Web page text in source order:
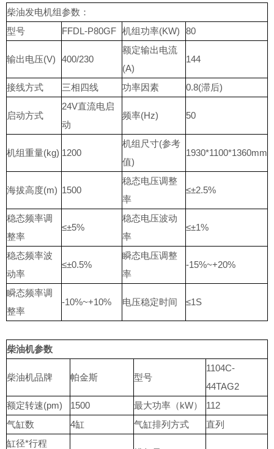
柴油发电机组参数：
型号
FFDL-P80GF 机组功率(KW) 80
输出电压(V) 400/230
额定输出电流
(A)
144
接线方式 三相四线 功率因素 0.8(滞后)
启动方式
24V直流电启
动
频率(Hz) 50
机组重量(kg) 1200
机组尺寸(参考
值)
1930*1100*1360mm
海拔高度(m) 1500
稳态电压调整
率
≤±2.5%
稳态频率调
整率
≤±5%
稳态电压波动
率
≤±1%
稳态频率波
动率
≤±0.5%
瞬态电压调整
率
-15%~+20%
瞬态频率调
整率
-10%~+10% 电压稳定时间 ≤1S
柴油机参数
柴油机品牌 帕金斯 型号
1104C-
44TAG2
额定转速(pm)
1500 最大功率（kW）
112
气缸数
4缸 气缸排列方式
直列
缸径*行程